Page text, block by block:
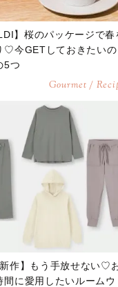
】桜のパッケージで春
♡今GETしておきたいの
5つ
Gourmet /
新作】もう手放せない♡
間に愛用したいルームウ